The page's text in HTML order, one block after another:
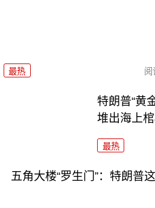
最热 阅
特朗普“黄
堆出海上
最热
五角大楼“罗生门”：特朗普